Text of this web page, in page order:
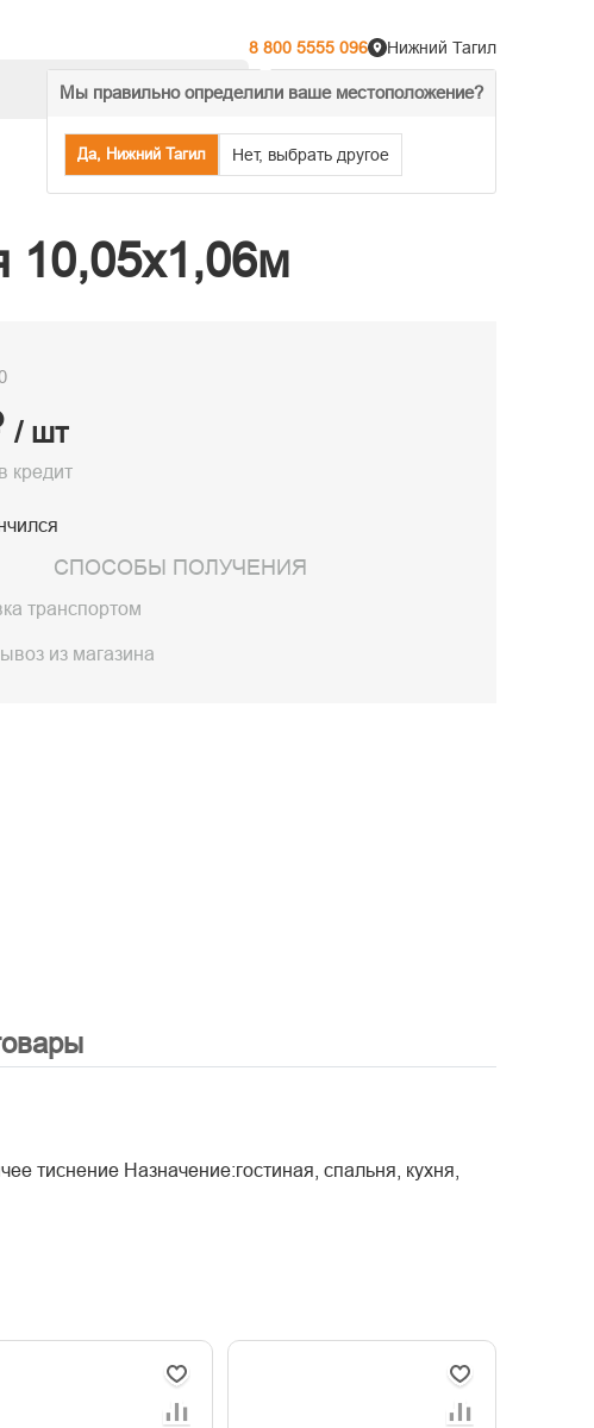
8 800 5555 096
Мы правильно определили ваше местоположение?
Да, Нижний Тагил Нет, выбрать другое
Нижний Тагил
% Акции Распродажа
10,05х1,06м
/ шт
кредит
СПОСОБЫ ПОЛУЧЕНИЯ
транспортом
из магазина
тиснение Назначение:гостиная, спальня, кухня,